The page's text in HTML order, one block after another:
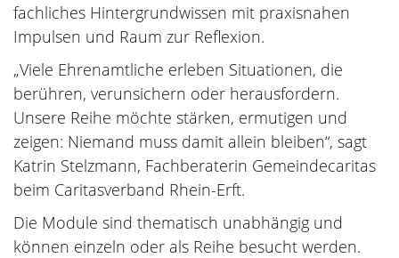
fachliches Hintergrundwissen mit praxisnahen
Impulsen und Raum zur Reflexion.
„Viele Ehrenamtliche erleben Situationen, die
berühren, verunsichern oder herausfordern.
Unsere Reihe möchte stärken, ermutigen und
zeigen: Niemand muss damit allein bleiben“, sagt
Katrin Stelzmann, Fachberaterin Gemeindecaritas
beim Caritasverband Rhein-Erft.
Die Module sind thematisch unabhängig und
können einzeln oder als Reihe besucht werden.